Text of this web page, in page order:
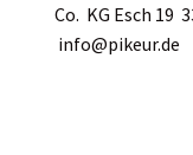
Co. KG Esch 19
info@pikeur.de